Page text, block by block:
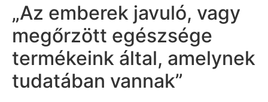
„Az emberek javuló, vagy
megőrzött egészsége
termékeink által, amelynek
tudatában vannak”